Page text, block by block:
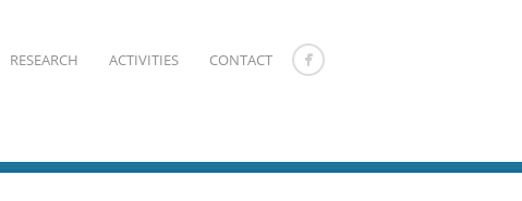
RESEARCH ACTIVITIES CONTACT